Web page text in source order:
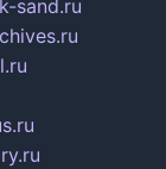
sand.ru